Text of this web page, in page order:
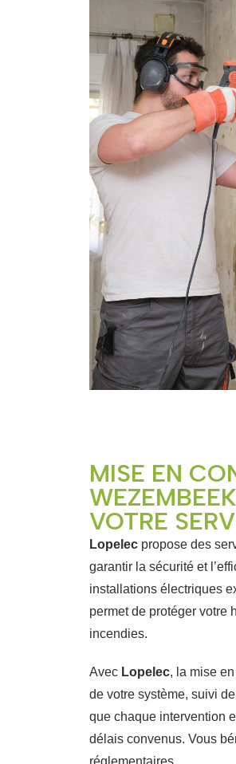
MISE EN
VOTRE
Lopelec propose des
garantir la sécurité et
installations électriques
permet de protéger votre
incendies.
Avec Lopelec, la mise
de votre système, suivi
que chaque intervention
délais convenus. Vous
réglementaires.